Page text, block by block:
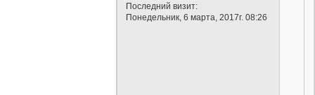
Последний визит:
Понедельник, 6 марта, 2017г. 08:26